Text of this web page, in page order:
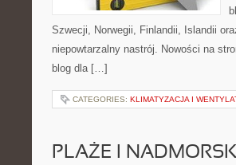
Szwecji, Norwegii, Finlandii, Islandii
niepowtarzalny nastrój. Nowości na
blog dla […]
CATEGORIES: KLIMATYZACJA I
PLAŻE I